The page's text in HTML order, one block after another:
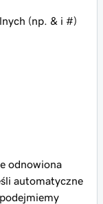
(np. & i #)
odnowiona
automatyczne